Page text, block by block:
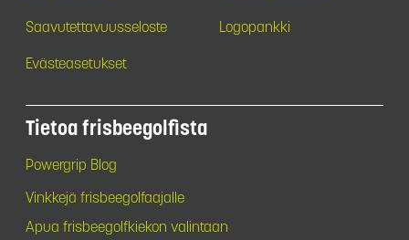
Saavutettavuusseloste Logopankki
Evästeasetukset
Tietoa frisbeegolfista
Powergrip Blog
Vinkkejä frisbeegolfaajalle
Apua frisbeegolfkiekon valintaan